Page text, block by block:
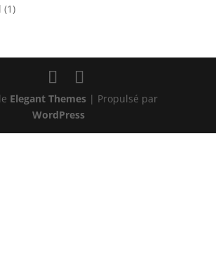
(1)
Elegant Themes| Propulsé par
WordPress